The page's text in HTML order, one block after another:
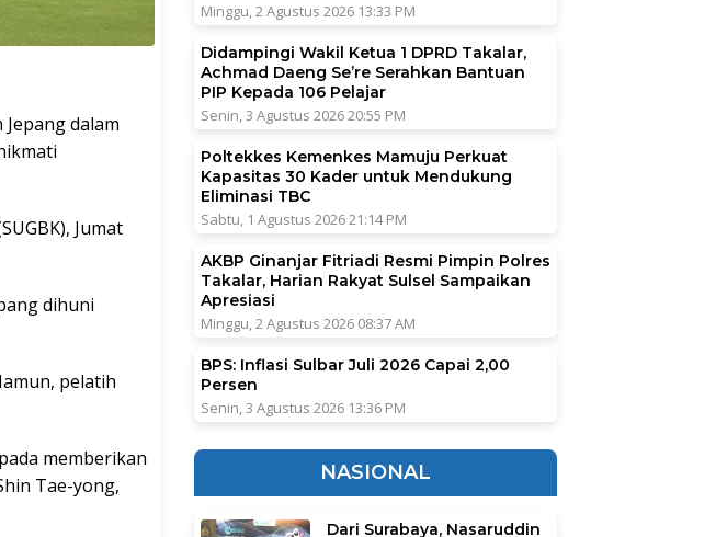
dalam
Jumat
dihuni
pelatih
memberikan
Tae-yong,
Minggu, 2 Agustus 2026 13:33 PM
Didampingi Wakil Ketua 1 DPRD Takalar,
Achmad Daeng Se’re Serahkan Bantuan
PIP Kepada 106 Pelajar
Senin, 3 Agustus 2026 20:55 PM
Poltekkes Kemenkes Mamuju Perkuat
Kapasitas 30 Kader untuk Mendukung
Eliminasi TBC
Sabtu, 1 Agustus 2026 21:14 PM
AKBP Ginanjar Fitriadi Resmi Pimpin Polres
Takalar, Harian Rakyat Sulsel Sampaikan
Apresiasi
Minggu, 2 Agustus 2026 08:37 AM
BPS: Inflasi Sulbar Juli 2026 Capai 2,00
Persen
Senin, 3 Agustus 2026 13:36 PM
NASIONAL
Dari Surabaya, Nasaruddin